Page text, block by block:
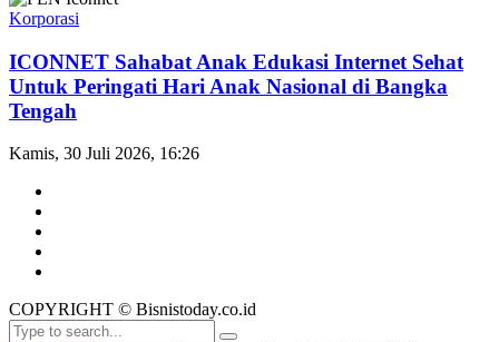
Korporasi
ICONNET Sahabat Anak Edukasi Internet Sehat
Untuk Peringati Hari Anak Nasional di Bangka
Tengah
Kamis, 30 Juli 2026, 16:26
COPYRIGHT © Bisnistoday.co.id